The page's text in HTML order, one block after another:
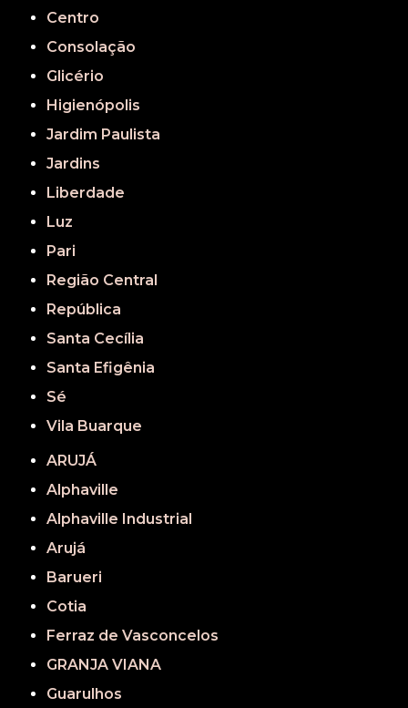
Centro
Consolação
Glicério
Higienópolis
Jardim Paulista
Jardins
Liberdade
Luz
Pari
Região Central
República
Santa Cecília
Santa Efigênia
Sé
Vila Buarque
ARUJÁ
Alphaville
Alphaville Industrial
Arujá
Barueri
Cotia
Ferraz de Vasconcelos
GRANJA VIANA
Guarulhos